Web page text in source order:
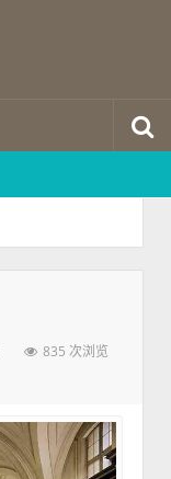
835 次浏览